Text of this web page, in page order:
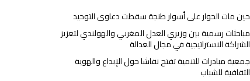
حين مات الحوار على أسوار طنجة سقطت دعاوى التوحيد
مباحثات رسمية بين وزيري العدل المغربي والهولندي لتعزيز
الشراكة الاستراتيجية في مجال العدالة
جمعية مبادرات للتنمية تفتح نقاشا حول الإبداع والهوية
الثقافية للشباب